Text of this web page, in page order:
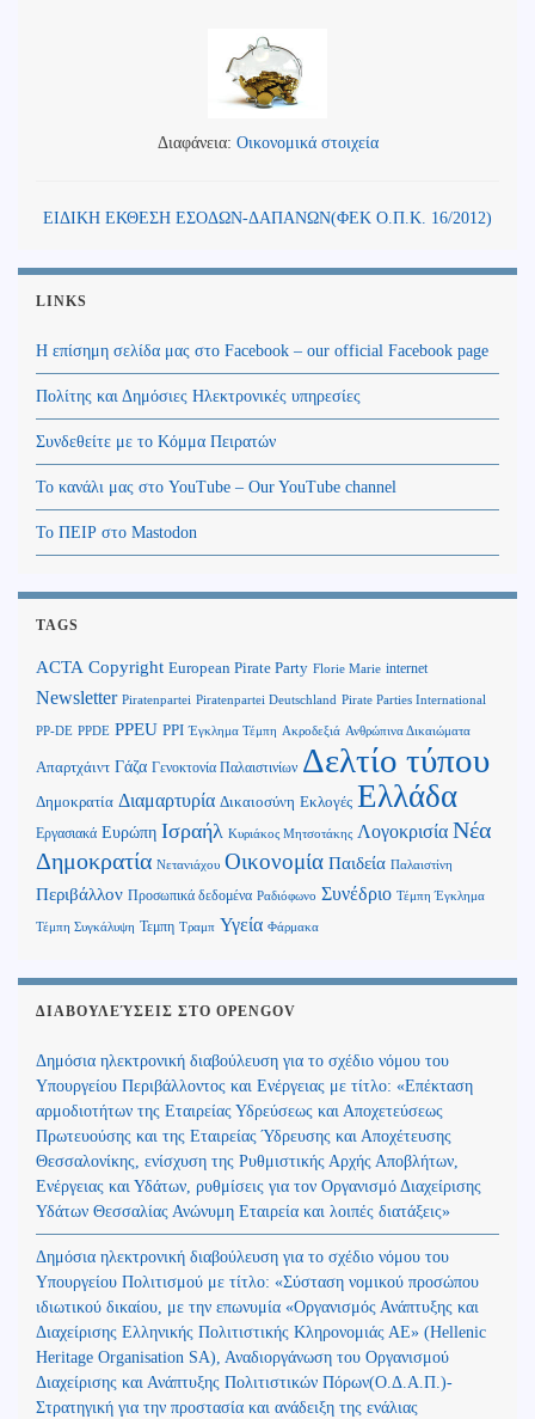
Διαφάνεια: Οικονομικά στοιχεία
ΕΙΔΙΚΗ ΕΚΘΕΣΗ ΕΣΟΔΩΝ-ΔΑΠΑΝΩΝ(ΦΕΚ Ο.Π.Κ. 16/2012)
LINKS
Η επίσημη σελίδα μας στο Facebook – our official Facebook page
Πολίτης και Δημόσιες Ηλεκτρονικές υπηρεσίες
Συνδεθείτε με το Κόμμα Πειρατών
Το κανάλι μας στο YouTube – Our YouTube channel
Το ΠΕΙΡ στο Mastodon
TAGS
ACTA Copyright European Pirate Party Florie Marie internet
Newsletter Piratenpartei Piratenpartei Deutschland Pirate Parties International
PP-DE PPDE PPEU PPI Έγκλημα Τέμπη Ακροδεξιά Ανθρώπινα Δικαιώματα
Απαρτχάιντ Γάζα Γενοκτονία Παλαιστινίων Δελτίο τύπου
Δημοκρατία Διαμαρτυρία Δικαιοσύνη Εκλογές Ελλάδα
Εργασιακά Ευρώπη Ισραήλ Κυριάκος Μητσοτάκης Λογοκρισία Νέα
Δημοκρατία Νετανιάχου Οικονομία Παιδεία Παλαιστίνη
Περιβάλλον Προσωπικά δεδομένα Ραδιόφωνο Συνέδριο Τέμπη Έγκλημα
Τέμπη Συγκάλυψη Τεμπη Τραμπ Υγεία Φάρμακα
ΔΙΑΒΟΥΛΕΎΣΕΙΣ ΣΤΟ OPENGOV
Δημόσια ηλεκτρονική διαβούλευση για το σχέδιο νόμου του
Υπουργείου Περιβάλλοντος και Ενέργειας με τίτλο: «Επέκταση
αρμοδιοτήτων της Εταιρείας Υδρεύσεως και Αποχετεύσεως
Πρωτευούσης και της Εταιρείας Ύδρευσης και Αποχέτευσης
Θεσσαλονίκης, ενίσχυση της Ρυθμιστικής Αρχής Αποβλήτων,
Ενέργειας και Υδάτων, ρυθμίσεις για τον Οργανισμό Διαχείρισης
Υδάτων Θεσσαλίας Ανώνυμη Εταιρεία και λοιπές διατάξεις»
Δημόσια ηλεκτρονική διαβούλευση για το σχέδιο νόμου του
Υπουργείου Πολιτισμού με τίτλο: «Σύσταση νομικού προσώπου
ιδιωτικού δικαίου, με την επωνυμία «Οργανισμός Ανάπτυξης και
Διαχείρισης Ελληνικής Πολιτιστικής Κληρονομιάς ΑΕ» (Hellenic
Heritage Organisation SA), Αναδιοργάνωση του Οργανισμού
Διαχείρισης και Ανάπτυξης Πολιτιστικών Πόρων(Ο.Δ.Α.Π.)-
Στρατηγική για την προστασία και ανάδειξη της ενάλιας